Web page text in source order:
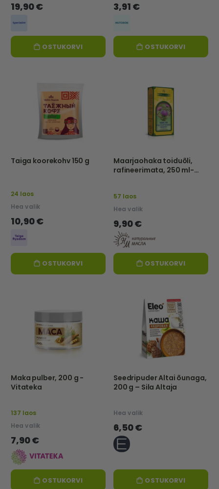
19,90 €
OSTUKORVI
3,91 €
OSTUKORVI
Taiga koorekohv 150 g
24 laos
Hea valik
10,90 €
OSTUKORVI
Maarjaohaka toiduõli,
rafineerimata, 250 ml-
57 laos
Hea valik
9,90 €
OSTUKORVI
Maka pulber, 200 g -
Vitateka
137 laos
Hea valik
7,90 €
OSTUKORVI
Seedripuder Altai õunaga,
200 g – Sila Altaja
Hea valik
6,50 €
OSTUKORVI